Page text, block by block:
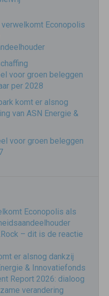
Econopolis
voor groen beleggen
per 2028
komt er alsnog
van ASN Energie &
voor groen beleggen
Econopolis als
– dit is de reactie
er alsnog dankzij
& Innovatiefonds
Report 2026: dialoog
verandering